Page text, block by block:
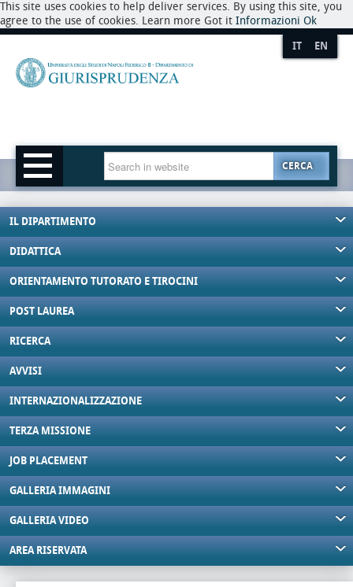
This site uses cookies to help deliver services. By using this site, you
agree to the use of cookies. Learn more Got it Informazioni Ok
IT EN
CERCA
IL DIPARTIMENTO
DIDATTICA
ORIENTAMENTO TUTORATO E TIROCINI
POST LAUREA
RICERCA
AVVISI
INTERNAZIONALIZZAZIONE
TERZA MISSIONE
JOB PLACEMENT
GALLERIA IMMAGINI
GALLERIA VIDEO
AREA RISERVATA